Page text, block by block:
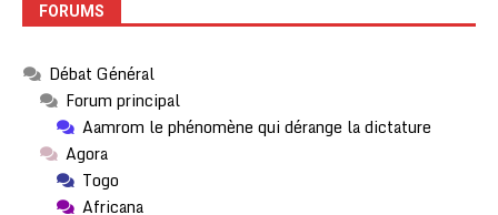
FORUMS
Débat Général
Forum principal
Aamrom le phénomène qui dérange la dictature
Agora
Togo
Africana